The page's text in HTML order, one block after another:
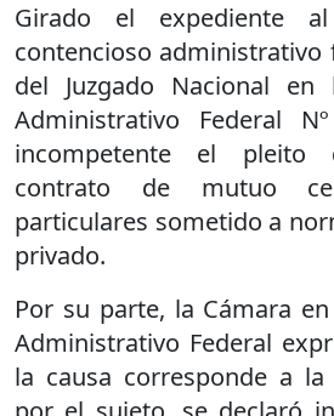
Girado el expediente
contencioso
del Juzgado Nacional en
Administrativo Federal
incompetente el
contrato de mutuo
particulares sometido a
privado.
Por su parte, la Cámara
Administrativo Federal
la causa corresponde a la